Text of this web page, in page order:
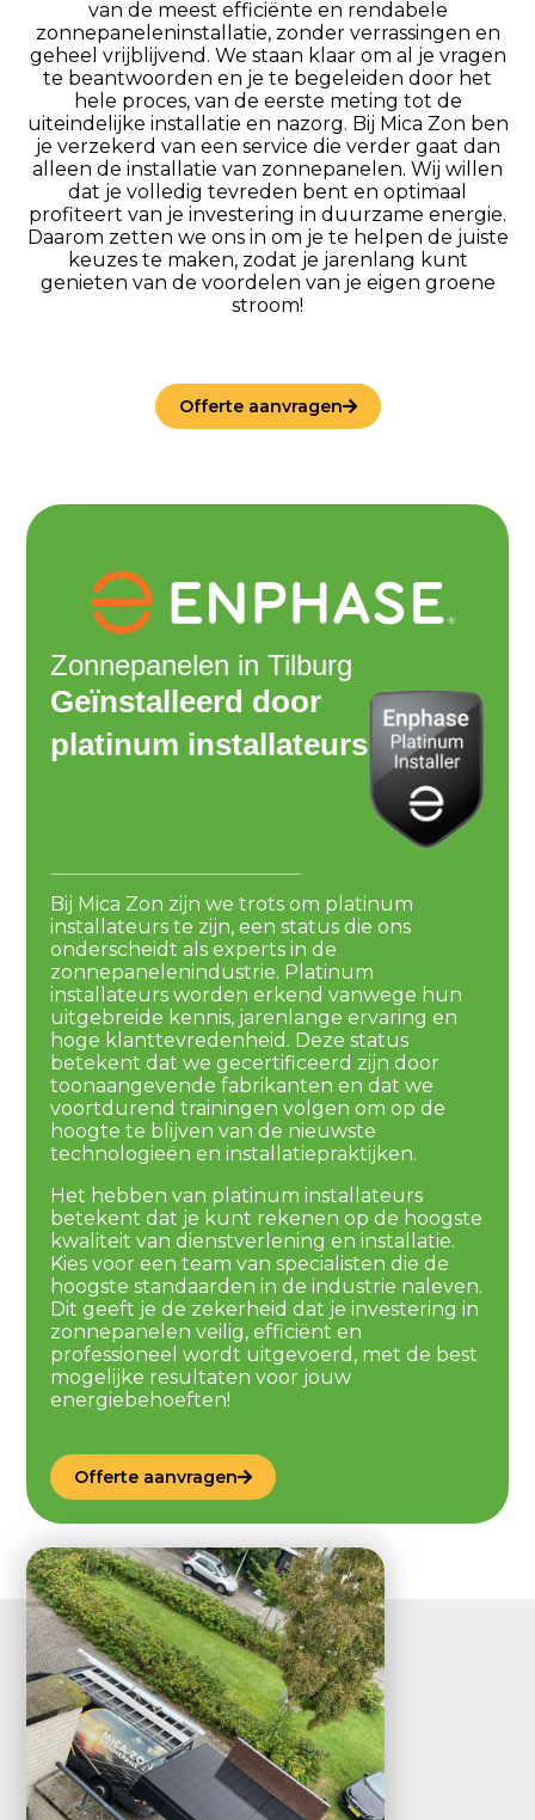
van de meest efficiënte en rendabele
zonnepaneleninstallatie, zonder verrassingen en
geheel vrijblijvend. We staan klaar om al je vragen
te beantwoorden en je te begeleiden door het
hele proces, van de eerste meting tot de
uiteindelijke installatie en nazorg. Bij Mica Zon ben
je verzekerd van een service die verder gaat dan
alleen de installatie van zonnepanelen. Wij willen
dat je volledig tevreden bent en optimaal
profiteert van je investering in duurzame energie.
Daarom zetten we ons in om je te helpen de juiste
keuzes te maken, zodat je jarenlang kunt
genieten van de voordelen van je eigen groene
stroom!
Offerte aanvragen
Zonnepanelen in Tilburg
Geïnstalleerd door
platinum installateurs
Bij Mica Zon zijn we trots om platinum
installateurs te zijn, een status die ons
onderscheidt als experts in de
zonnepanelenindustrie. Platinum
installateurs worden erkend vanwege hun
uitgebreide kennis, jarenlange ervaring en
hoge klanttevredenheid. Deze status
betekent dat we gecertificeerd zijn door
toonaangevende fabrikanten en dat we
voortdurend trainingen volgen om op de
hoogte te blijven van de nieuwste
technologieën en installatiepraktijken.
Het hebben van platinum installateurs
betekent dat je kunt rekenen op de hoogste
kwaliteit van dienstverlening en installatie.
Kies voor een team van specialisten die de
hoogste standaarden in de industrie naleven.
Dit geeft je de zekerheid dat je investering in
zonnepanelen veilig, efficiënt en
professioneel wordt uitgevoerd, met de best
mogelijke resultaten voor jouw
energiebehoeften!
Offerte aanvragen